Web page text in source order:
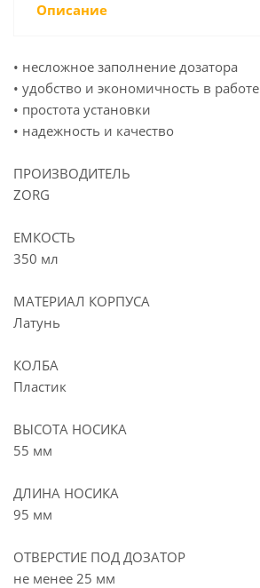
Описание
• несложное заполнение дозатора
• удобство и экономичность в работе
• простота установки
• надежность и качество
ПРОИЗВОДИТЕЛЬ
ZORG
ЕМКОСТЬ
350 мл
МАТЕРИАЛ КОРПУСА
Латунь
КОЛБА
Пластик
ВЫСОТА НОСИКА
55 мм
ДЛИНА НОСИКА
95 мм
ОТВЕРСТИЕ ПОД ДОЗАТОР
не менее 25 мм